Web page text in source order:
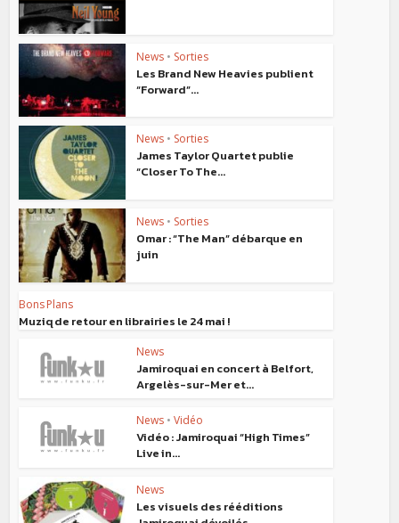
News • Sorties
Les Brand New Heavies publient
“Forward”...
News • Sorties
James Taylor Quartet publie
“Closer To The...
News • Sorties
Omar : “The Man” débarque en
juin
Bons Plans
Muziq de retour en librairies le 24 mai !
News
Jamiroquai en concert à Belfort,
Argelès-sur-Mer et...
News • Vidéo
Vidéo : Jamiroquai “High Times”
Live in...
News
Les visuels des rééditions